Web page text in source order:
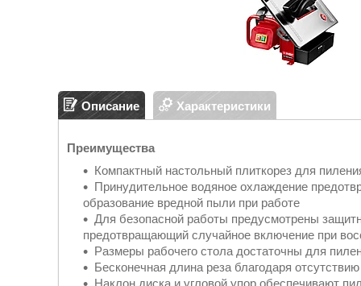
Описание Характеристики
Преимущества
Компактный настольный плиткорез для
Принудительное водяное охлаждение
образование вредной пыли при работе
Для безопасной работы предусмотрены
предотвращающий случайное включение при
Размеры рабочего стола достаточны для
Бесконечная длина реза благодаря
Наклон диска и угловой упор обеспечивают